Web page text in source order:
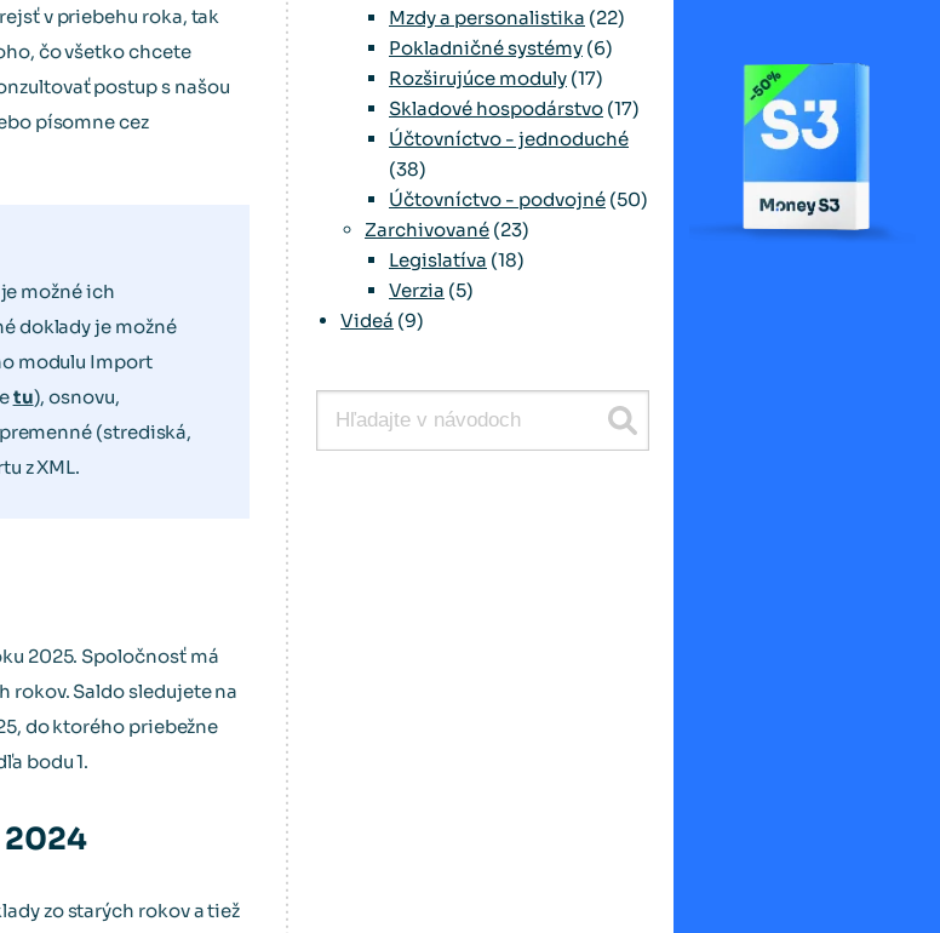
v priebehu roka, tak
čo všetko chcete
postup s našou
písomne cez
možné ich
doklady je možné
modulu Import
tu), osnovu,
(strediská,
z XML.
2025. Spoločnosť má
rokov. Saldo sledujete na
do ktorého priebežne
bodu 1.
2024
zo starých rokov a tiež
Mzdy a personalistika (22)
Pokladničné systémy (6)
Rozširujúce moduly (17)
Skladové hospodárstvo (17)
Účtovníctvo - jednoduché
(38)
Účtovníctvo - podvojné (50)
Zarchivované (23)
Legislatíva (18)
Verzia (5)
Videá (9)